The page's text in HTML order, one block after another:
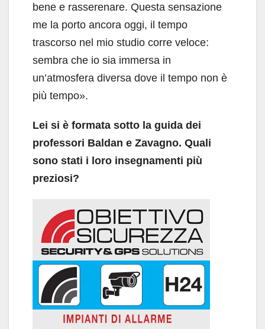
bene e rasserenare. Questa sensazione
me la porto ancora oggi, il tempo
trascorso nel mio studio corre veloce:
sembra che io sia immersa in
un’atmosfera diversa dove il tempo non è
più tempo».
Lei si è formata sotto la guida dei
professori Baldan e Zavagno. Quali
sono stati i loro insegnamenti più
preziosi?